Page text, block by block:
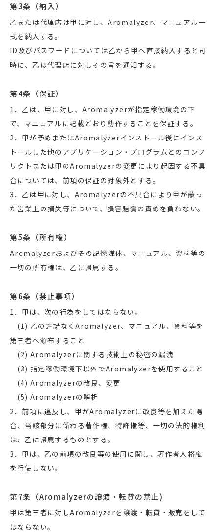
第3条（納入）
乙または代理店は甲に対し、Aromalyzer、マニュアル一
式を納入する。
ID及びパスワードについては乙から甲へ直接納入すると同
時に、乙は代理店に対しその旨を通知する。
第4条（保証）
1．乙は、甲に対し、Aromalyzerが指定稼働環境の下
で、マニュアルに記載どおり動作することを保証する。
2．甲が予めまたはAromalyzerインストール後にインス
トールした他のアプリケーション・プログラムとのコンフ
リクトまたは甲のAromalyzerの変更により起因する不具
合については、前項の保証の対象外とする。
3．乙は甲に対し、Aromalyzerの不具合により甲が蒙っ
た営業上の損失等について、損害賠償の責めを負わない。
第5条（所有権）
Aromalyzerおよびその記憶媒体、マニュアル、資料等の
一切の所有権は、乙に帰属する。
第6条（禁止事項）
1．甲は、次の行為をしてはならない。
(1) 乙の許諾なくAromalyzer、マニュアル、資料等を
第三者へ頒布すること
(2) Aromalyzerに関する技術上の秘密の漏洩
(3) 指定稼働環境下以外でAromalyzerを使用すること
(4) Aromalyzerの改良、変更
(5) Aromalyzerの解析
2．前項に違反し、甲がAromalyzerに改良等を加えた場
合、当該部分に係わる著作権、特許権等、一切の法的権利
は、乙に帰属するものとする。
3．甲は、乙の前項の改良等の使用に関し、著作者人格権
を行使しない。
第7条（Aromalyzerの譲渡・転貸の禁止)
甲は第三者に対しAromalyzerを譲渡・転貸・販売をして
はならない。